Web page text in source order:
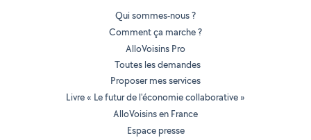
Qui sommes-nous ?
Comment ça marche ?
AlloVoisins Pro
Toutes les demandes
Proposer mes services
Livre « Le futur de l'économie collaborative »
AlloVoisins en France
Espace presse